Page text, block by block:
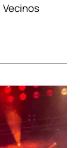
Vecinos